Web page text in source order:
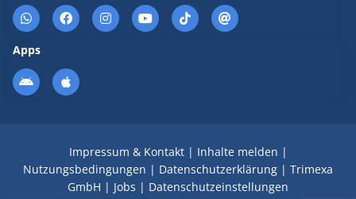
Apps
Impressum & Kontakt| Inhalte melden |
Nutzungsbedingungen | Datenschutzerklärung | Trimexa
GmbH | Jobs | Datenschutzeinstellungen